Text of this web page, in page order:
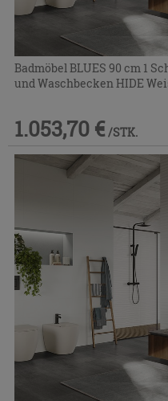
Badmöbel BLUES 90 cm 1
und Waschbecken HIDE
1.053,70 € /STK.